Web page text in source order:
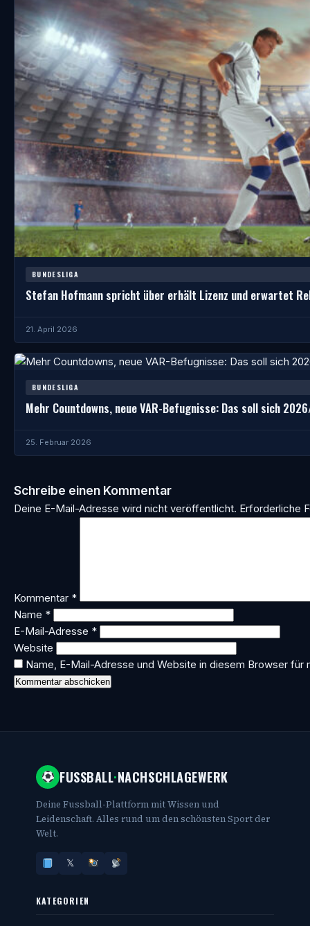
BUNDESLIGA
Stefan Hofmann spricht über erhält Lizenz und erwartet
21. April 2026
BUNDESLIGA
Mehr Countdowns, neue VAR-Befugnisse: Das soll sich
25. Februar 2026
Schreibe einen Kommentar
Deine E-Mail-Adresse wird nicht veröffentlicht. Erforderliche
Kommentar *
Name *
E-Mail-Adresse *
Website
Name, E-Mail-Adresse und Website in diesem Browser für
FUSSBALL·NACHSCHLAGEWERK
Deine Fussball-Plattform mit Wissen und
Leidenschaft. Alles rund um den schönsten Sport der
Welt.
𝕏
KATEGORIEN